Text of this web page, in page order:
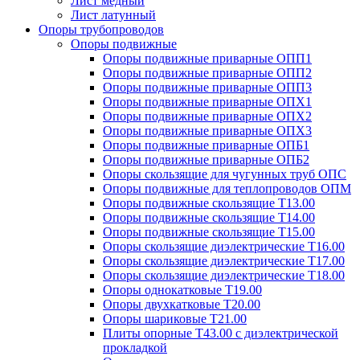
Лист латунный
Опоры трубопроводов
Опоры подвижные
Опоры подвижные приварные ОПП1
Опоры подвижные приварные ОПП2
Опоры подвижные приварные ОПП3
Опоры подвижные приварные ОПХ1
Опоры подвижные приварные ОПХ2
Опоры подвижные приварные ОПХ3
Опоры подвижные приварные ОПБ1
Опоры подвижные приварные ОПБ2
Опоры скользящие для чугунных труб ОПС
Опоры подвижные для теплопроводов ОПМ
Опоры подвижные скользящие Т13.00
Опоры подвижные скользящие Т14.00
Опоры подвижные скользящие Т15.00
Опоры скользящие диэлектрические Т16.00
Опоры скользящие диэлектрические Т17.00
Опоры скользящие диэлектрические Т18.00
Опоры однокатковые Т19.00
Опоры двухкатковые Т20.00
Опоры шариковые Т21.00
Плиты опорные Т43.00 с диэлектрической
прокладкой